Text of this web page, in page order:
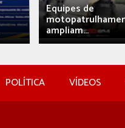
Equipes de
ampliam...
POLÍTICA VÍDEOS